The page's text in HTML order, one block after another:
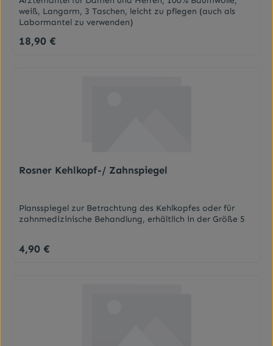
weiß, Langarm, 3 Taschen, leicht zu pflegen (auch als
Labormantel zu verwenden)
Regulärer Preis:
18,90 €
Rosner Kehlkopf-/ Zahnspiegel
Plansspiegel zur Betrachtung des Kehlkopfes oder für
zahnmedizinische Behandlung, erhältlich in der Größe 5
Regulärer Preis:
4,90 €